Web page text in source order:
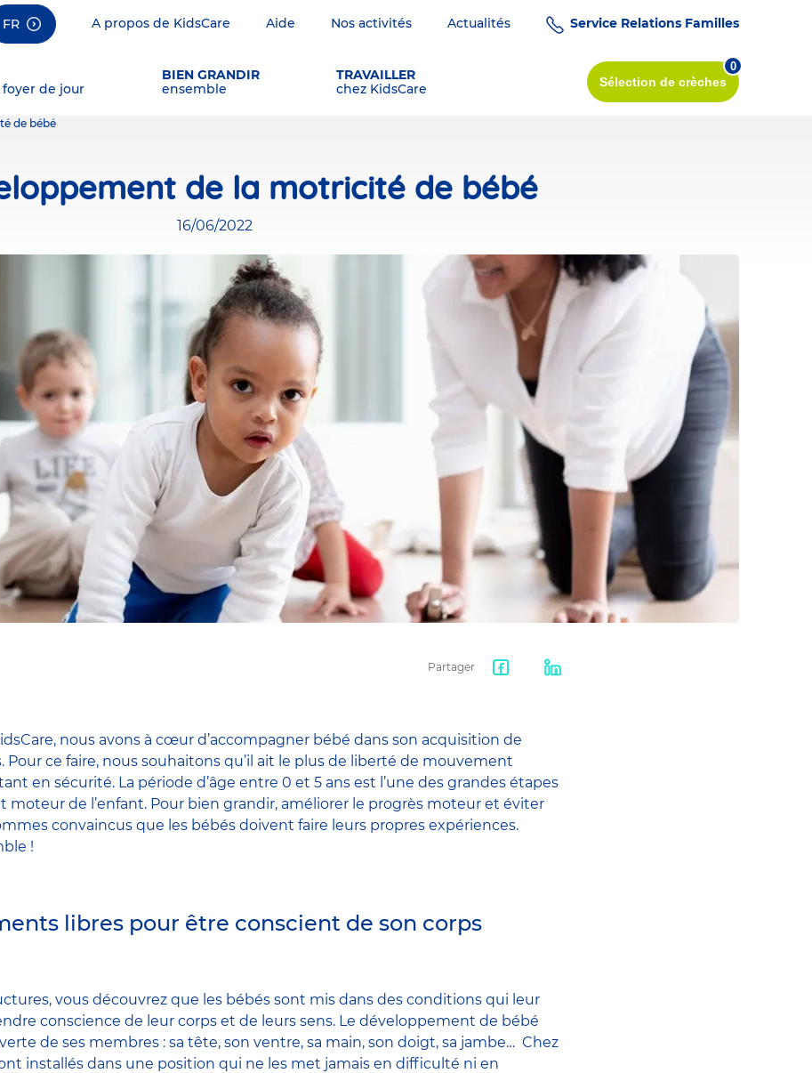
FR A propos de KidsCare Aide Nos activités Actualités Service Relations Familles
de jour
BIEN GRANDIR
ensemble
TRAVAILLER
chez KidsCare
Sélection de crèches
0
de bébé
de la motricité de bébé
16/06/2022
Partager
nous avons à cœur d’accompagner bébé dans son acquisition de
Pour ce faire, nous souhaitons qu’il ait le plus de liberté de mouvement
en sécurité. La période d’âge entre 0 et 5 ans est l’une des grandes étapes
de l’enfant. Pour bien grandir, améliorer le progrès moteur et éviter
convaincus que les bébés doivent faire leurs propres expériences.
!
libres pour être conscient de son corps
vous découvrez que les bébés sont mis dans des conditions qui leur
conscience de leur corps et de leurs sens. Le développement de bébé
de ses membres : sa tête, son ventre, sa main, son doigt, sa jambe… Chez
installés dans une position qui ne les met jamais en difficulté ni en